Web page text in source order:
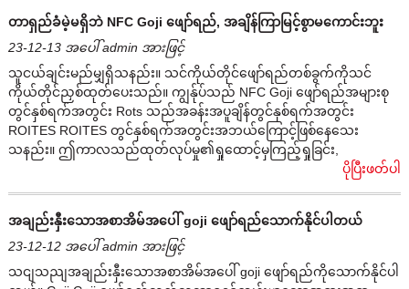
တာရှည်ခံမဲ့မရှိဘဲ NFC Goji ဖျော်ရည်, အချိန်ကြာမြင့်စွာမကောင်းဘူး
23-12-13 အပေါ် admin အားဖြင့်
သူငယ်ချင်းမည်မျှရှိသနည်း။ သင်ကိုယ်တိုင်ဖျော်ရည်တစ်ခွက်ကိုသင်
ကိုယ်တိုင်ညှစ်ထုတ်ပေးသည်။ ကျွန်ုပ်သည် NFC Goji ဖျော်ရည်အများစု
တွင်နှစ်ရက်အတွင်း Rots သည်အခန်းအပူချိန်တွင်နှစ်ရက်အတွင်း
ROITES ROITES တွင်နှစ်ရက်အတွင်းအဘယ်ကြောင့်ဖြစ်နေသေး
သနည်း။ ဤကာလသည်ထုတ်လုပ်မှု၏ရှုထောင့်မှကြည့်ရှုခြင်း,
ပိုပြီးဖတ်ပါ
အချည်းနှီးသောအစာအိမ်အပေါ် goji ဖျော်ရည်သောက်နိုင်ပါတယ်
23-12-12 အပေါ် admin အားဖြင့်
သငျသညျအချည်းနှီးသောအစာအိမ်အပေါ် goji ဖျော်ရည်ကိုသောက်နိုင်ပါ